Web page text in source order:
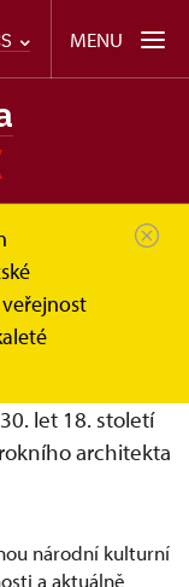
MENU
představuje
let 18. století
architekta
národní kulturní
a aktuálně